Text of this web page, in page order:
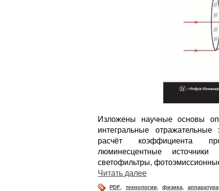
Изложены научные основы
интегральные отражательные
расчёт коэффициента
люминесцентные источники
светофильтры,
Читать далее
PDF технологии физика аппаратура